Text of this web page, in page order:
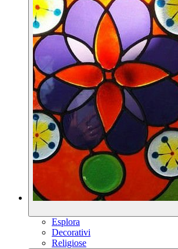
Esplora
Decorativi
Religiose